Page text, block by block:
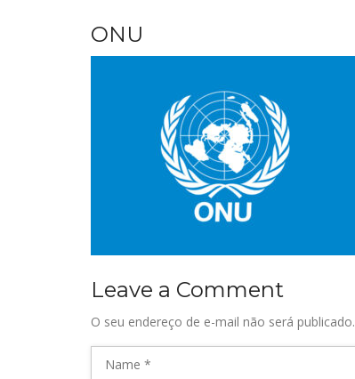
ONU
Leave a Comment
O seu endereço de e-mail não será publicado.